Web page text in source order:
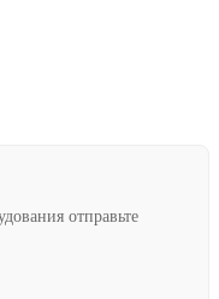
отправьте